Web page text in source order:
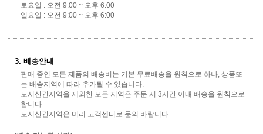
토요일 : 오전 9:00 ~ 오후 6:00
일요일 : 오전 9:00 ~ 오후 6:00
3. 배송안내
판매 중인 모든 제품의 배송비는 기본 무료배송을 원칙으로 하나, 상품또
는 배송지역에 따라 추가될 수 있습니다.
도서산간지역을 제외한 모든 지역은 주문 시 3시간 이내 배송을 원칙으로
합니다.
도서산간지역은 미리 고객센터로 문의 바랍니다.